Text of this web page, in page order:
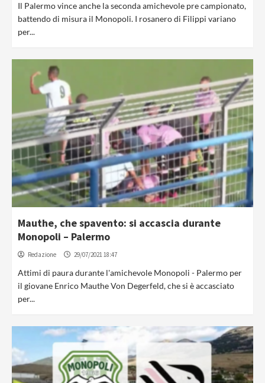
Il Palermo vince anche la seconda amichevole pre campionato,
battendo di misura il Monopoli. I rosanero di Filippi variano
per...
Mauthe, che spavento: si accascia durante
Monopoli – Palermo
Redazione 29/07/2021 18:47
Attimi di paura durante l'amichevole Monopoli - Palermo per
il giovane Enrico Mauthe Von Degerfeld, che si è accasciato
per...